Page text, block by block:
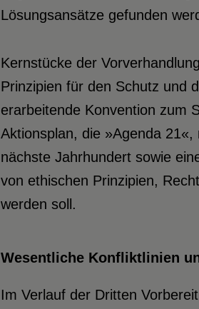
Lösungsansätze gefunden
Kernstücke der
Prinzipien für den Schutz und
erarbeitende Konvention zum
Aktionsplan, die »Agenda
nächste Jahrhundert sowie
von ethischen Prinzipien,
werden soll.
Wesentliche Konfliktlinien
Im Verlauf der Dritten